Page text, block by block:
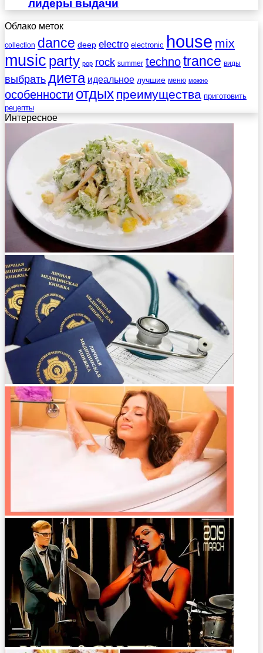
лидеры выдачи
Облако меток
collection dance deep electro electronic house mix
music party pop rock summer technotrance виды
выбратьдиета идеальное лучшие меню можно
особенности отдых преимущества приготовить
рецепты
Интересное